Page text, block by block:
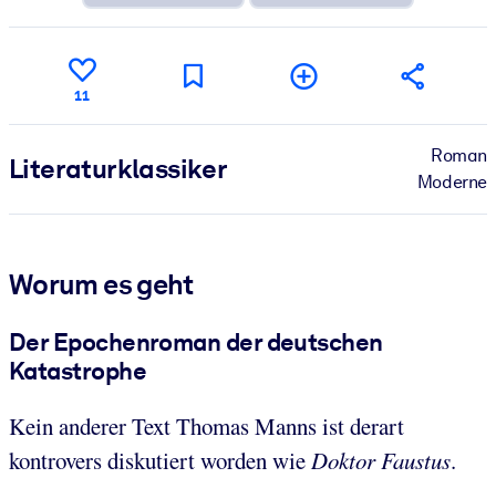
11
Literatur­klassiker
Roman
Moderne
Worum es geht
Der Epochenroman der deutschen
Katastrophe
Kein anderer Text Thomas Manns ist derart
kontrovers diskutiert worden wieDoktor Faustus.